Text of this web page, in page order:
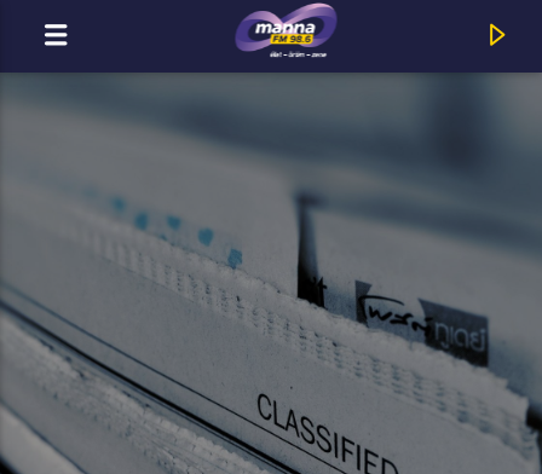
MOST ADÁSBAN